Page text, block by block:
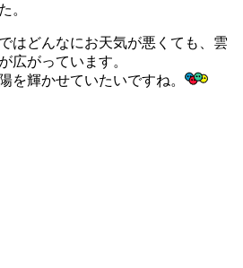
。
はどんなにお天気が悪くても、雲
広がっています。
を輝かせていたいですね。